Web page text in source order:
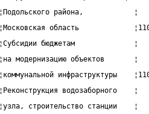
¦Подольского района,
¦Московская область
¦Субсидии бюджетам
¦на модернизацию объектов
¦коммунальной инфраструктуры
¦Реконструкция
¦узла, строительство